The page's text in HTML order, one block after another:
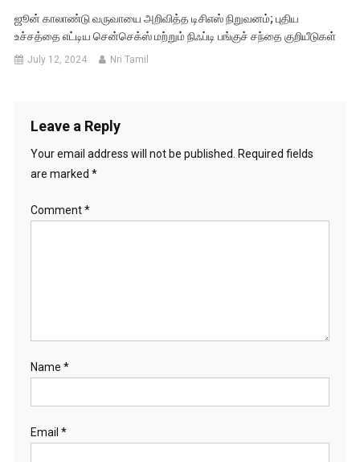
ஜூன் காலாண்டு வருவாயை அறிவித்த டிசிஎஸ் நிறுவனம்; புதிய
உச்சத்தை எட்டிய சென்செக்ஸ் மற்றும் நிஃப்டி பங்குச் சந்தை குறியீடுகள்
July 12, 2024 Nri Tamil
Leave a Reply
Your email address will not be published.
Required fields
are marked *
Comment*
Name *
Email *